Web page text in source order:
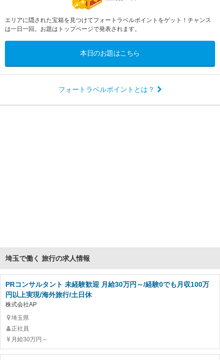
エリアに隠された宝箱を見つけてフォートラベルポイントをゲット！チャンス
は一日一回。お題はトップページで発表されます。
本日のお題はこちら
フォートラベルポイントとは？
埼玉で働く 旅行の求人情報
PRコンサルタント 未経験歓迎 月給30万円～/経験0でも月収100万
円以上実現/海外旅行/土日休
株式会社AP
埼玉県
正社員
月給30万円～